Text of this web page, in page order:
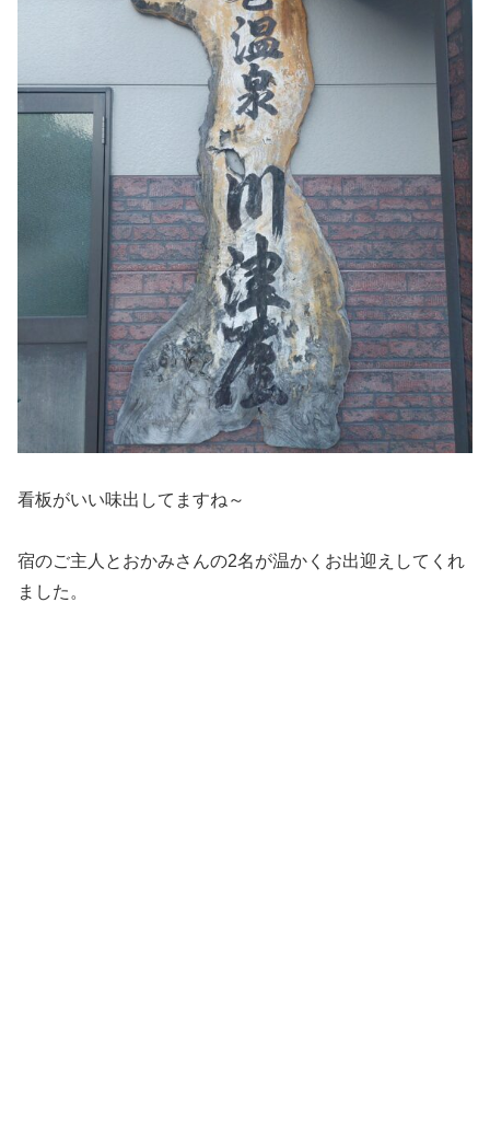
看板がいい味出してますね～
宿のご主人とおかみさんの2名が温かくお出迎えしてくれ
ました。